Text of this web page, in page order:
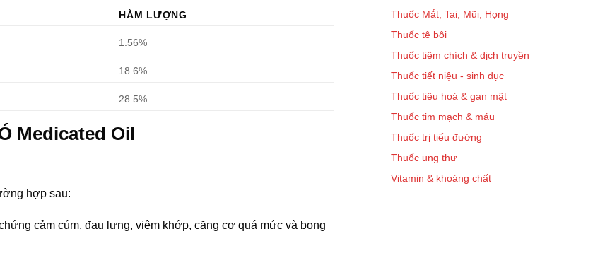
Thuốc Mắt, Tai, Mũi, Họng
Thuốc tê bôi
Thuốc tiêm chích & dịch truyền
Thuốc tiết niệu - sinh dục
Thuốc tiêu hoá & gan mật
Thuốc tim mạch & máu
Thuốc trị tiểu đường
Thuốc ung thư
Vitamin & khoáng chất
HÀM LƯỢNG
1.56%
18.6%
28.5%
Medicated Oil
hợp sau:
cảm cúm, đau lưng, viêm khớp, căng cơ quá mức và bong